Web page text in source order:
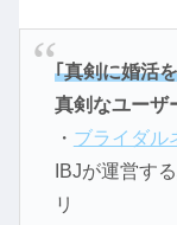
｢真剣に婚活
真剣なユーザ
・ ブライダル
IBJが運営す
リ